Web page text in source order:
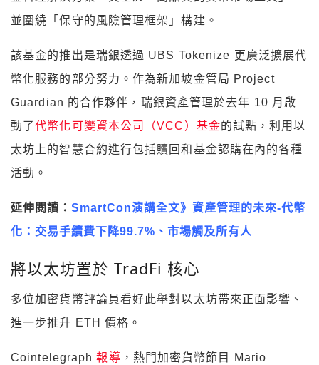
並圍繞「保守的風險管理框架」構建。
該基金的推出是瑞銀透過 UBS Tokenize 更廣泛擴展代
幣化服務的部分努力。作為新加坡金管局 Project
Guardian 的合作夥伴，瑞銀資產管理於去年 10 月啟
動了代幣化可變資本公司（VCC）基金的試點，利用以
太坊上的智慧合約進行包括贖回和基金認購在內的各種
活動。
延伸閱讀： SmartCon演講全文》資產管理的未來-代幣
化：交易手續費下降99.7%、市場觸及所有人
將以太坊置於 TradFi 核心
多位加密貨幣評論員看好此舉對以太坊帶來正面影響、
進一步推升 ETH 價格。
Cointelegraph報導 ，熱門加密貨幣節目 Mario